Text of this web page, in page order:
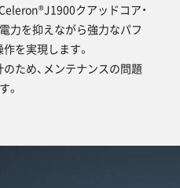
クアッドコア・
力を抑えながら強力なパフ
を実現します。
ため、メンテナンスの問題
。